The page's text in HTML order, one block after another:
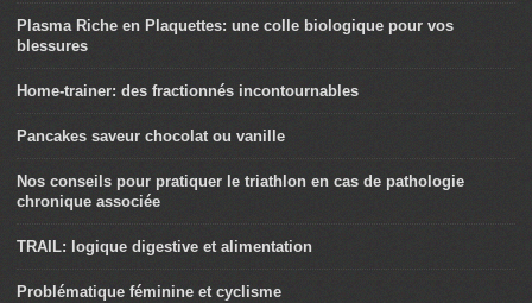
Plasma Riche en Plaquettes: une colle biologique pour vos
blessures
Home-trainer: des fractionnés incontournables
Pancakes saveur chocolat ou vanille
Nos conseils pour pratiquer le triathlon en cas de pathologie
chronique associée
TRAIL: logique digestive et alimentation
Problématique féminine et cyclisme